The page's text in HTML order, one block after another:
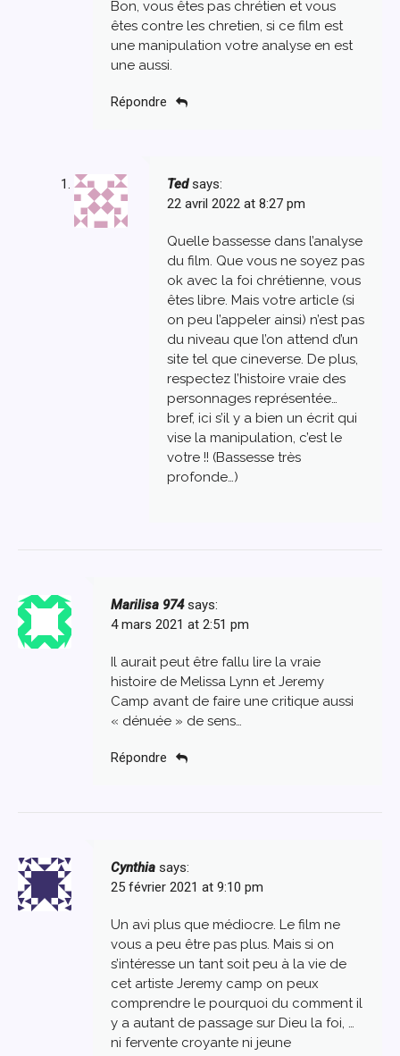
Bon, vous êtes pas chrétien et vous
êtes contre les chretien, si ce film est
une manipulation votre analyse en est
une aussi.
Répondre
Ted says:
22 avril 2022 at 8:27 pm
Quelle bassesse dans l’analyse
du film. Que vous ne soyez pas
ok avec la foi chrétienne, vous
êtes libre. Mais votre article (si
on peu l’appeler ainsi) n’est pas
du niveau que l’on attend d’un
site tel que cineverse. De plus,
respectez l’histoire vraie des
personnages représentée…
bref, ici s’il y a bien un écrit qui
vise la manipulation, c’est le
votre !! (Bassesse très
profonde…)
Marilisa 974 says:
4 mars 2021 at 2:51 pm
Il aurait peut être fallu lire la vraie
histoire de Melissa Lynn et Jeremy
Camp avant de faire une critique aussi
« dénuée » de sens…
Répondre
Cynthia says:
25 février 2021 at 9:10 pm
Un avi plus que médiocre. Le film ne
vous a peu être pas plus. Mais si on
s’intéresse un tant soit peu à la vie de
cet artiste Jeremy camp on peux
comprendre le pourquoi du comment il
y a autant de passage sur Dieu la foi, …
ni fervente croyante ni jeune